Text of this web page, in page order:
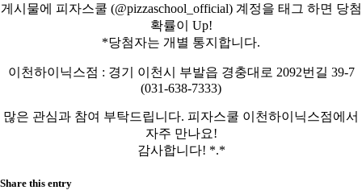
게시물에 피자스쿨 (@pizzaschool_official) 계정을 태그 하면 당첨
확률이 Up!
*당첨자는 개별 통지합니다.
이천하이닉스점 : 경기 이천시 부발읍 경충대로 2092번길 39-7
(031-638-7333)
많은 관심과 참여 부탁드립니다. 피자스쿨 이천하이닉스점에서
자주 만나요!
감사합니다! *.*
Share this entry